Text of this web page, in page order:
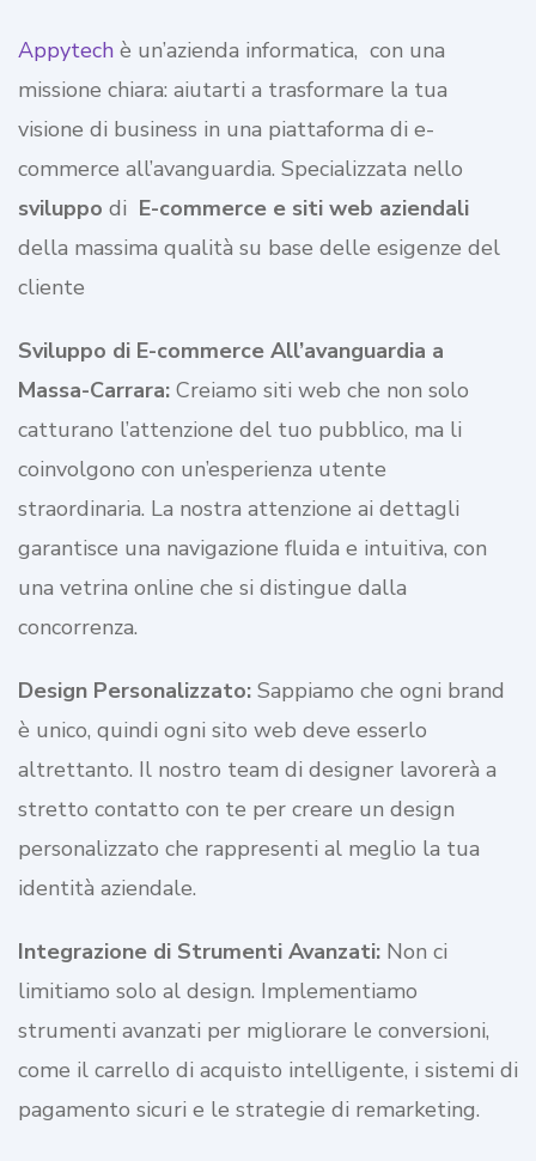
Appytech è un’azienda informatica, con una
missione chiara: aiutarti a trasformare la tua
visione di business in una piattaforma di e-
commerce all’avanguardia. Specializzata nello
sviluppo di E-commerce e siti web aziendali
della massima qualità su base delle esigenze del
cliente
Sviluppo di E-commerce All’avanguardia a
Massa-Carrara: Creiamo siti web che non solo
catturano l’attenzione del tuo pubblico, ma li
coinvolgono con un’esperienza utente
straordinaria. La nostra attenzione ai dettagli
garantisce una navigazione fluida e intuitiva, con
una vetrina online che si distingue dalla
concorrenza.
Design Personalizzato: Sappiamo che ogni brand
è unico, quindi ogni sito web deve esserlo
altrettanto. Il nostro team di designer lavorerà a
stretto contatto con te per creare un design
personalizzato che rappresenti al meglio la tua
identità aziendale.
Integrazione di Strumenti Avanzati: Non ci
limitiamo solo al design. Implementiamo
strumenti avanzati per migliorare le conversioni,
come il carrello di acquisto intelligente, i sistemi di
pagamento sicuri e le strategie di remarketing.